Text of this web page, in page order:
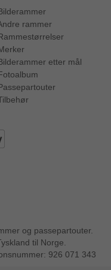
rammer
etter mål
og passepartouter.
til Norge.
926 071 343